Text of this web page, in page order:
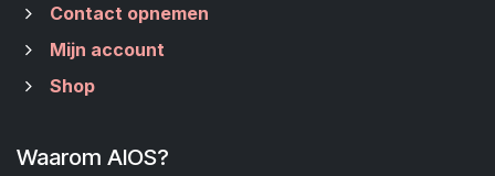
Contact opnemen
Mijn account
Shop
Waarom AIOS?